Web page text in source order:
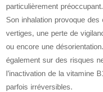
particulièrement préoccupant.
Son inhalation provoque
vertiges, une perte de
ou encore une
également sur des risques
l’inactivation de la vitamine
parfois irréversibles.